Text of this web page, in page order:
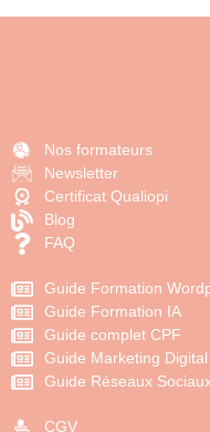
Nos formateurs
Newsletter
Certificat Qualiopi
Blog
FAQ
Guide Formation
Guide Formation IA
Guide complet CPF
Guide Marketing Digital
Guide Réseaux
CGV